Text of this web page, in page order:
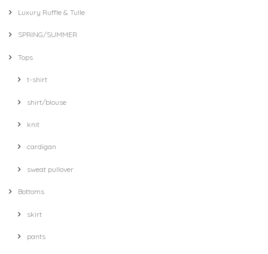
Luxury Ruffle & Tulle
SPRING/SUMMER
Tops
t-shirt
shirt/blouse
knit
cardigan
sweat pullover
Bottoms
skirt
pants